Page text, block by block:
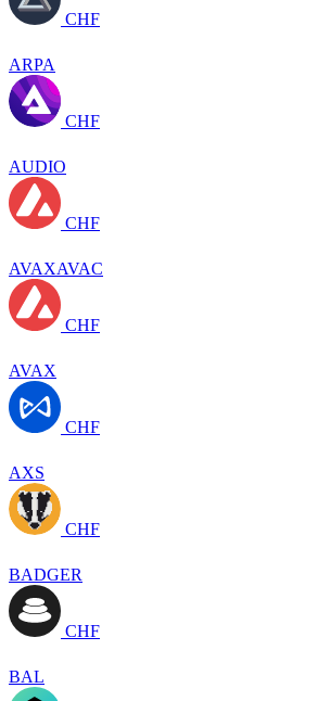
CHF
ARPA
CHF
AUDIO
CHF
AVAXAVAC
CHF
AVAX
CHF
AXS
CHF
BADGER
CHF
BAL